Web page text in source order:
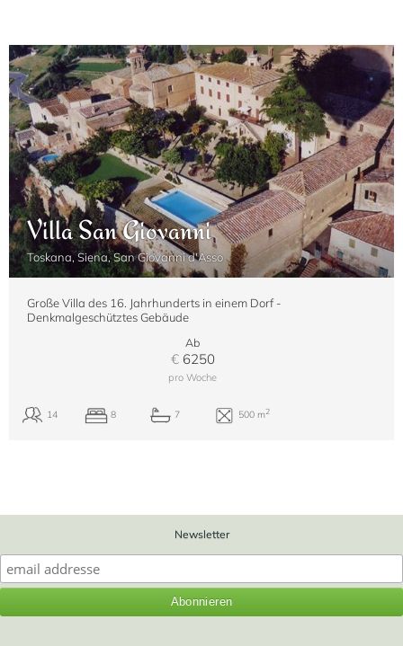
Villa San Giovanni
Toskana, Siena, San Giovanni d'Asso
Große Villa des 16. Jahrhunderts in einem Dorf -
Denkmalgeschütztes Gebäude
Ab
€6250
pro Woche
Newsletter